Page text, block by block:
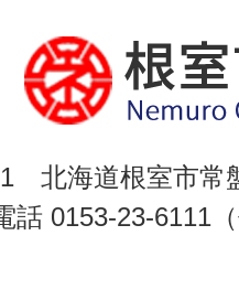
北海道根室市常
話 0153-23-6111